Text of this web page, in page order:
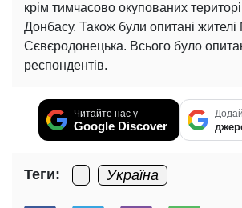
крім тимчасово окупованих
Донбасу. Також були опитані жителі
Сєвєродонецька. Всього було
респондентів.
Читайте нас у
Google Discover
Теги: Україна